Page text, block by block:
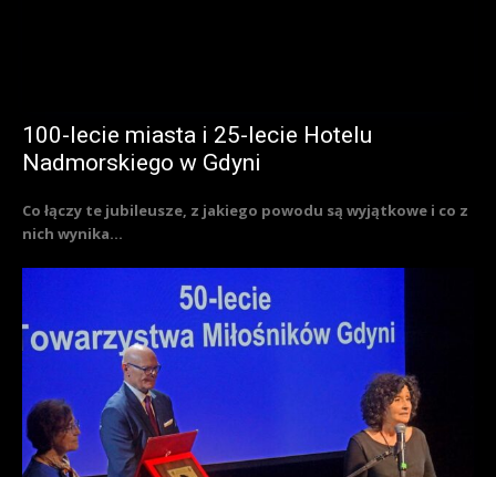
100-lecie miasta i 25-lecie Hotelu
Nadmorskiego w Gdyni
Co łączy te jubileusze, z jakiego powodu są wyjątkowe i co z
nich wynika...